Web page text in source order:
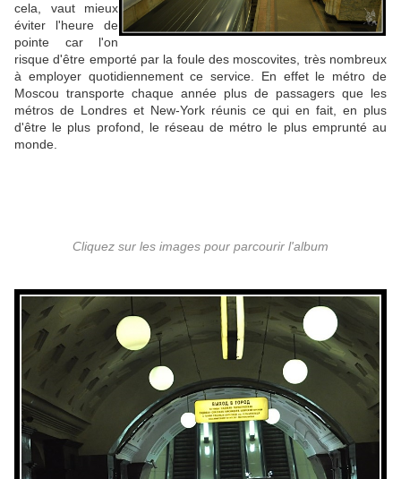
cela, vaut mieux
éviter l'heure de
pointe car l'on
risque d'être emporté par la foule des moscovites, très nombreux
à employer quotidiennement ce service. En effet le métro de
Moscou transporte chaque année plus de passagers que les
métros de Londres et New-York réunis ce qui en fait, en plus
d'être le plus profond, le réseau de métro le plus emprunté au
monde.
Cliquez sur les images pour parcourir l'album